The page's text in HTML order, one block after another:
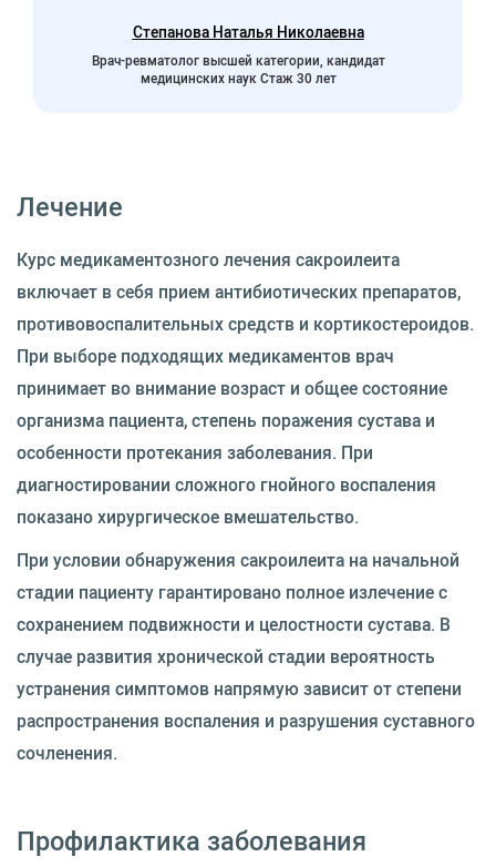
Степанова Наталья Николаевна
Врач-ревматолог высшей категории, кандидат
медицинских наук Стаж 30 лет
Лечение
Курс медикаментозного лечения сакроилеита
включает в себя прием антибиотических препаратов,
противовоспалительных средств и кортикостероидов.
При выборе подходящих медикаментов врач
принимает во внимание возраст и общее состояние
организма пациента, степень поражения сустава и
особенности протекания заболевания. При
диагностировании сложного гнойного воспаления
показано хирургическое вмешательство.
При условии обнаружения сакроилеита на начальной
стадии пациенту гарантировано полное излечение с
сохранением подвижности и целостности сустава. В
случае развития хронической стадии вероятность
устранения симптомов напрямую зависит от степени
распространения воспаления и разрушения суставного
сочленения.
Профилактика заболевания